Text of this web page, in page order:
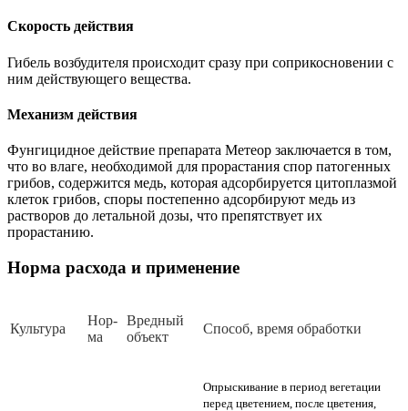
Скорость действия
Гибель возбудителя происходит сразу при соприкосновении с
ним действующего вещества.
Механизм действия
Фунгицидное действие препарата Метеор заключается в том,
что во влаге, необходимой для прорастания спор патогенных
грибов, содержится медь, которая адсорбируется цитоплазмой
клеток грибов, споры постепенно адсорбируют медь из
растворов до летальной дозы, что препятствует их
прорастанию.
Норма расхода и применение
Куль­ту­ра
Нор­
ма
Вред­ный
объ­ект
Спо­соб, вре­мя об­ра­бот­ки
Опрыскивание в период вегетации
перед цветением, после цветения,